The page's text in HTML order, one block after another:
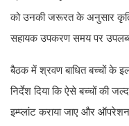
को उनकी जरूरत के अनुसार
सहायक उपकरण समय पर
बैठक में श्रवण बाधित बच्चों के
निर्देश दिया कि ऐसे बच्चों की
इम्प्लांट कराया जाए और ऑपरेशन